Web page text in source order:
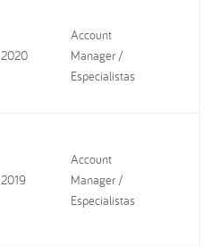
2020
Account
Manager /
Especialistas
2019
Account
Manager /
Especialistas